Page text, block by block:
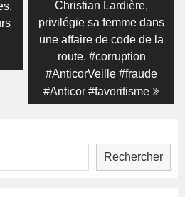
post:Christian Lardière,
privilégie sa femme dans
une affaire de code de la
route. #corruption
#AnticorVeille #fraude
#Anticor #favoritisme
Rechercher